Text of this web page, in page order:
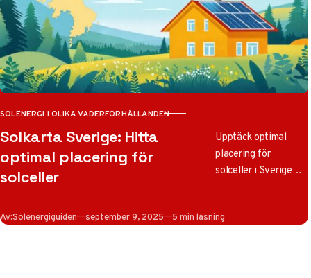
KATEGORI
SOLENERGI I OLIKA VÄDERFÖRHÅLLANDEN
Solkarta Sverige: Hitta
optimal placering för
solceller
Upptäck optimal
placering för
solceller i Sverige
solinstrålning och
Av:Solenergiguiden Publicerad
september 9, 2025 5 min läsning